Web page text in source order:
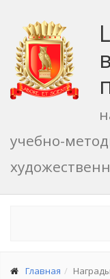
учебно-
Главная